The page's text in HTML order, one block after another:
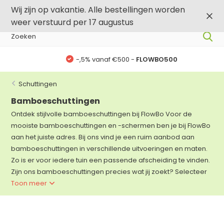
Wij zijn op vakantie. Alle bestellingen worden
weer verstuurd per 17 augustus
-,5% vanaf €500 -FLOWBO500
Schuttingen
Bamboeschuttingen
Ontdek stijlvolle bamboeschuttingen bij FlowBo Voor de
mooiste bamboeschuttingen en -schermen ben je bij FlowBo
aan het juiste adres. Bij ons vind je een ruim aanbod aan
bamboeschuttingen in verschillende uitvoeringen en maten.
Zo is er voor iedere tuin een passende afscheiding te vinden.
Zijn ons bamboeschuttingen precies wat jij zoekt? Selecteer
Toon meer